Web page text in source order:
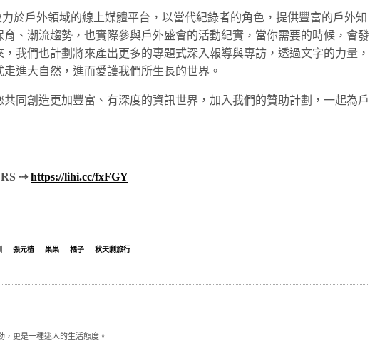
於戶外領域的線上媒體平台，以當代紀錄者的角色，提供豐富的戶外知
、潮流趨勢，也實際參與戶外盛會的活動紀實，當你需要的時候，會發
我們也計劃將來產出更多的專題式深入報導與專訪，透過文字的力量，
進大自然，進而愛護我們所生長的世界。
同創造更加豐富、有深度的資訊世界，加入我們的贊助計劃，一起為戶
⇢https://lihi.cc/fxFGY
張元植 果果 橘子 秋天剩旅行
，更是一種迷人的生活態度。